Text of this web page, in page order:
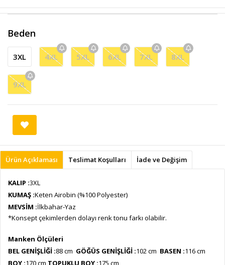
Beden
3XL 4XL 5XL 6XL 7XL 8XL
9XL
Ürün Açıklaması Teslimat Koşulları İade ve Değişim
KALIP :3XL
KUMAŞ :Keten Airobin (%100 Polyester)
MEVSİM :İlkbahar-Yaz
*Konsept çekimlerden dolayı renk tonu farkı olabilir.
Manken Ölçüleri
BEL GENİŞLİĞİ :88 cm GÖĞÜS GENİŞLİĞİ :102 cm BASEN :116 cm
BOY :170 cm TOPUKLU BOY :175 cm